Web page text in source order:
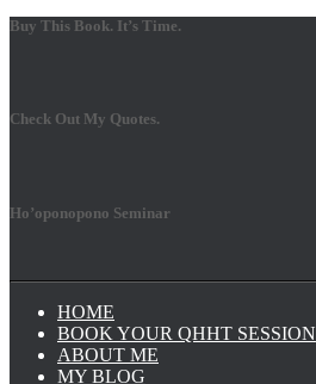
Buy This Book. It’s Time.
Check Out My Quotes.
Ho’oponopono Seminar
HOME
BOOK YOUR QHHT SESSION
ABOUT ME
MY BLOG